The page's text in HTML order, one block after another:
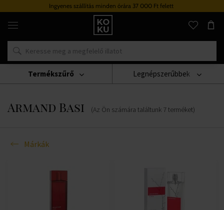
Ingyenes szállítás minden órára 37 000 Ft felett
Eredeti
parfümök
órák
egy
Márkák Armand Basi
Armand Basi (Az Ön számára találtunk 7terméket)
Legnépszerűbbek
Márkák
Termékszűrő